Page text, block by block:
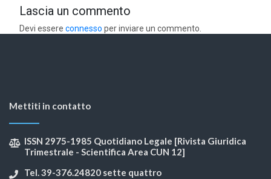
Lascia un commento
Devi essereconnesso per inviare un commento.
Mettiti in contatto
ISSN 2975-1985 Quotidiano Legale [Rivista Giuridica
Trimestrale - Scientifica Area CUN 12]
Tel. 39-376.24820 sette quattro